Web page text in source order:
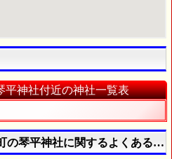
平神社付近の神社一覧表
の琴平神社に関するよくある質